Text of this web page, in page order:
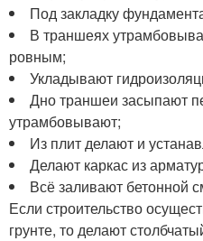
Под закладку
В траншеях
ровным;
Укладывают
Дно траншеи засыпают
утрамбовывают;
Из плит делают и
Делают каркас из
Всё заливают бетонной
Если строительство
грунте, то делают